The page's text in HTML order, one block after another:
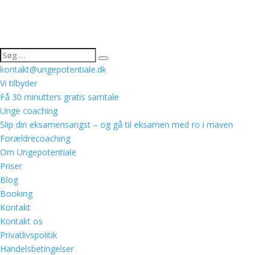
kontakt@ungepotentiale.dk
Vi tilbyder
Få 30 minutters gratis samtale
Unge coaching
Slip din eksamensangst – og gå til eksamen med ro i maven
Forældrecoaching
Om Ungepotentiale
Priser
Blog
Booking
Kontakt
Kontakt os
Privatlivspolitik
Handelsbetingelser